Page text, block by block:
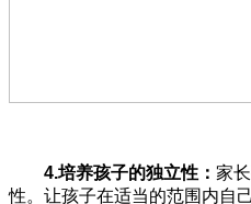
4.培养孩子的独立性： 家
性。让孩子在适当的范围内自